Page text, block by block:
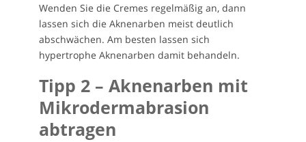
Wenden Sie die Cremes regelmäßig an, dann
lassen sich die Aknenarben meist deutlich
abschwächen. Am besten lassen sich
hypertrophe Aknenarben damit behandeln.
Tipp 2 – Aknenarben mit
Mikrodermabrasion
abtragen